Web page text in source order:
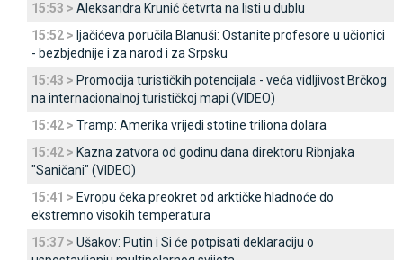
15:53 > Aleksandra Krunić četvrta na listi u dublu
15:52 > Ijačićeva poručila Blanuši: Ostanite profesore u učionici
- bezbjednije i za narod i za Srpsku
15:43 > Promocija turističkih potencijala - veća vidljivost Brčkog
na internacionalnoj turističkoj mapi (VIDEO)
15:42 > Tramp: Amerika vrijedi stotine triliona dolara
15:42 > Kazna zatvora od godinu dana direktoru Ribnjaka
"Saničani" (VIDEO)
15:41 > Evropu čeka preokret od arktičke hladnoće do
ekstremno visokih temperatura
15:37 > Ušakov: Putin i Si će potpisati deklaraciju o